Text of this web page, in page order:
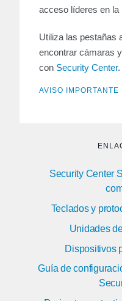
acceso líderes en la
Utiliza las pestañas
encontrar cámaras
con Security Center.
AVISO IMPORTANTE
Security Center
Teclados y
Unidades
Dispositivos
Guía de